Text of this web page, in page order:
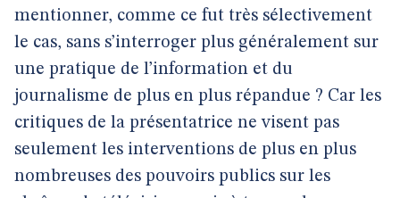
mentionner, comme ce fut très sélectivement
le cas, sans s’interroger plus généralement sur
une pratique de l’information et du
journalisme de plus en plus répandue ? Car les
critiques de la présentatrice ne visent pas
seulement les interventions de plus en plus
nombreuses des pouvoirs publics sur les